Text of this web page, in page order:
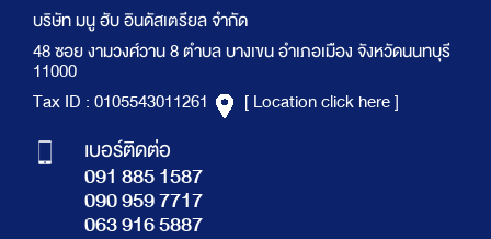
บริษัท มนู ฮับ อินดัสเตรียล จำกัด
48 ซอย งามวงศ์วาน 8 ตำบล บางเขน อำเภอเมือง จังหวัดนนทบุรี
11000
Tax ID : 0105543011261
[ Location click here ]
เบอร์ติดต่อ
091 885 1587
090 959 7717
063 916 5887